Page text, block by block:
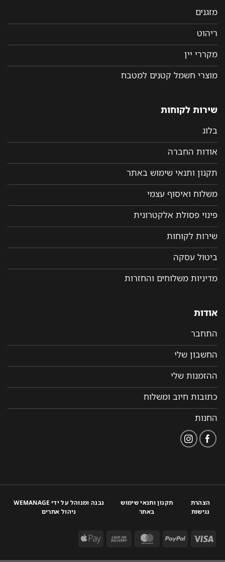
מזגנים
ריהוט
מקררי יין
מוצרי חשמל קטנים למטבח
שירות לקוחות
בלוג
אודות החברה
תקנון ותנאי שימוש באתר
משלוח ואיסוף עצמי
פינוי פסולת אלקטרונית
שירות לקוחות
ביטול עסקה
מדיניות משלוחים והחזרות
אודות
התחבר
החשבון שלי
ההזמנות שלי
כתובות חיוב ומשלוח
החנות
הצהרת
נגישות
תקנון ותנאי שימוש
באתר
נבנה ומנוהל על ידי WEMANAGE
ניהול אתרים